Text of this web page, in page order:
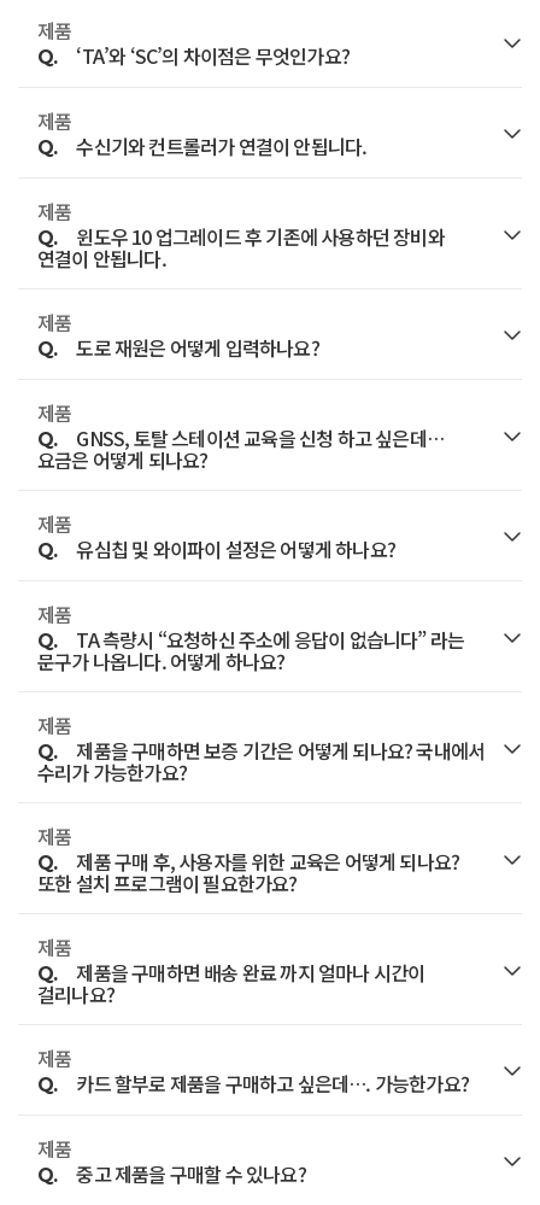
주시기 바랍니다.
수리서비스 문의하기
을 통해 먼저 접수한 후 장비를 지오시스템 1층으로
이후 접수된 이상 증상에 대한 점검이 진행됩니다.
1시간을 초과하게 될 경우 시간당 4만원씩 추가됩니다.
(부가세 별도)
수리비가 청구될 수 있습니다.
A.
보시기 바랍니다.
불가능한 상태가 아닌지 확인
상태에 따라 접속이 진행될 수 있습니다.
제품
Q. ‘TA’와 ‘SC’의 차이점은 무엇인가요?
A.
'SC' = Survey Controller 의 약어입니다.
이름입니다.
로고'를 눌렀을때, 'Trimble Access와 정보' 라는 창이
사용중이라고 판단하면 됩니다.
제품
Q. 수신기와 컨트롤러가 연결이 안됩니다.
A.
블루투스 검색 목록에서 예전 연결 기록을 삭제한 후
계속해서 연결이 되지 않으면 아래 링크를
제품
Q. 윈도우 10 업그레이드 후 기존에 사용하던 장비와
연결이 안됩니다.
A.
Center 프로그램이 자동으로 설치되어 있었습니다.
됩니다.
매뉴얼이 있습니다. 매뉴얼을 참고하여 설치해 주시기
제품
Q. 도로 재원은 어떻게 입력하나요?
A.
바랍니다.
기술영업부 문의하기
제품
Q. GNSS, 토탈 스테이션 교육을 신청 하고 싶은데…
요금은 어떻게 되나요?
A.
바랍니다.
기술영업부 문의하기
제품
Q. 유심칩 및 와이파이 설정은 어떻게 하나요?
A.
제품
Q. TA 측량시 “요청하신 주소에 응답이 없습니다” 라는
문구가 나옵니다. 어떻게 하나요?
A.
연결되어 있는지 확인해 주시기 바랍니다.
연결을 확인해 주시기 바랍니다."
제품
Q. 제품을 구매하면 보증 기간은 어떻게 되나요? 국내에서
수리가 가능한가요?
A.
자세한 내용은 수리서비스 메뉴의 '보증 기간'을
또한 일부 케이스를 제외한 대부분의 제품은 국내에서
수리서비스를 진행합니다.
제품
Q. 제품 구매 후, 사용자를 위한 교육은 어떻게 되나요?
또한 설치 프로그램이 필요한가요?
A.
사원이 진행합니다.
담당 영업 사원에게 문의 주시기 바랍니다.
기술영업부 문의하기
제품
Q. 제품을 구매하면 배송 완료 까지 얼마나 시간이
걸리나요?
A.
상이합니다.
문의주시기 바랍니다.
제품
Q. 카드 할부로 제품을 구매하고 싶은데…. 가능한가요?
A.
제품
Q. 중고 제품을 구매할 수 있나요?